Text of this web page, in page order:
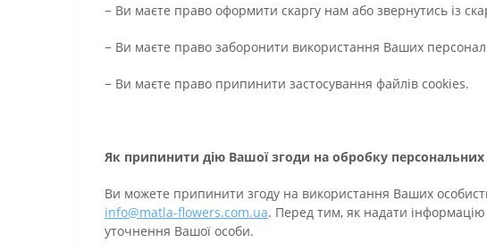
− Ви маєте право оформити скаргу нам або звернутись із
− Ви маєте право заборонити використання Ваших
− Ви маєте право припинити застосування файлів cookies.
Як припинити дію Вашої згоди на обробку персональних
Ви можете припинити згоду на використання Ваших
info@matla-flowers.com.ua. Перед тим, як надати
уточнення Вашої особи.